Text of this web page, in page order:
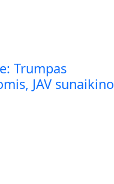
Trumpas
JAV sunaikino